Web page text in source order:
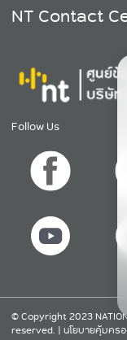
NT Contact
Follow Us
© Copyright 2023
reserved. | นโยบายคุ้มคร